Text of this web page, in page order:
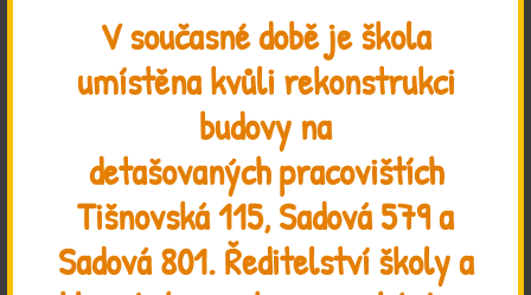
V současné době je škola
umístěna kvůli rekonstrukci
budovy na
detašovaných pracovištích
Tišnovská 115, Sadová 579 a
Sadová 801. Ředitelství školy a
ZAHRADA
PŘIJÍMÁNÍ NOVÝCH ŽÁKŮ
JAK SE K NÁM
DOSTANETE
SPOLEK ŠKOLA DO
ŽIVOTA